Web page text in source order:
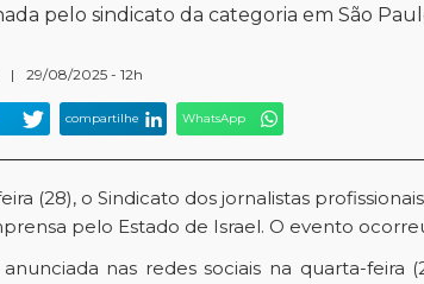
pelo sindicato da categoria em São
| 29/08/2025 - 12h
compartilhe WhatsApp
(28), o Sindicato dos jornalistas
pelo Estado de Israel. O evento
nas redes sociais na quarta-